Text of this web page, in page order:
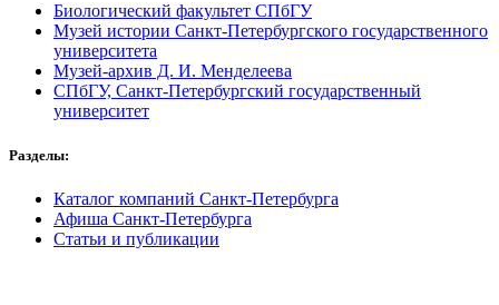
Биологический факультет СПбГУ
Музей истории Санкт-Петербургского государственного
университета
Музей-архив Д. И. Менделеева
СПбГУ, Санкт-Петербургский государственный
университет
Разделы:
Каталог компаний Санкт-Петербурга
Афиша Санкт-Петербурга
Статьи и публикации